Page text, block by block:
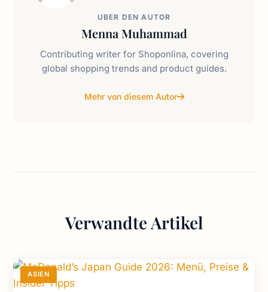
UBER DEN AUTOR
Menna Muhammad
Contributing writer for Shoponlina, covering
global shopping trends and product guides.
Mehr von diesem Autor
Verwandte Artikel
ASIEN